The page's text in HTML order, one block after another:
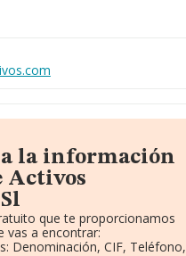
la información
Activos
que te proporcionamos
vas a encontrar:
Denominación, CIF, Teléfono,